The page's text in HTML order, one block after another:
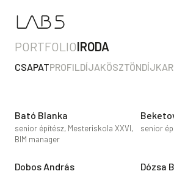
PORTFOLIOIRODA
CSAPATPROFILDÍJAKÖSZTÖNDÍJ
Bató Blanka
senior építész, Mesteriskola XXVI,
BIM manager
senior
Dobos András Dózsa